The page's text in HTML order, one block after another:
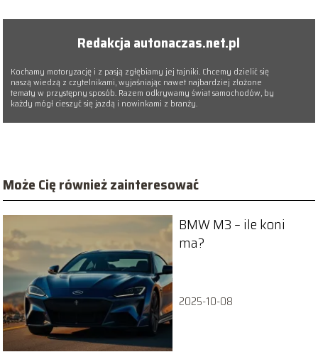
Redakcja autonaczas.net.pl
Kochamy motoryzację i z pasją zgłębiamy jej tajniki. Chcemy dzielić się
naszą wiedzą z czytelnikami, wyjaśniając nawet najbardziej złożone
tematy w przystępny sposób. Razem odkrywamy świat samochodów, by
każdy mógł cieszyć się jazdą i nowinkami z branży.
Może Cię również zainteresować
BMW M3 – ile koni
ma?
2025-10-08